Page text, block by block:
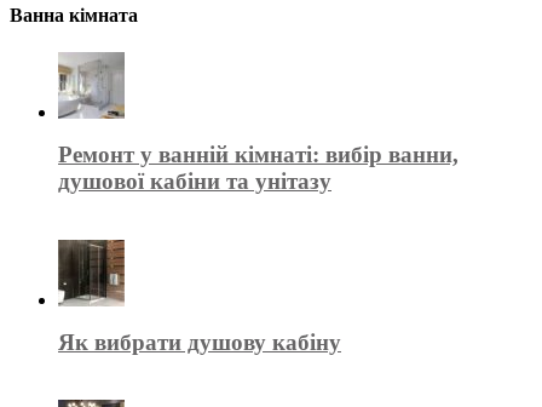
Ванна кімната
Ремонт у ванній кімнаті: вибір ванни,
душової кабіни та унітазу
Як вибрати душову кабіну